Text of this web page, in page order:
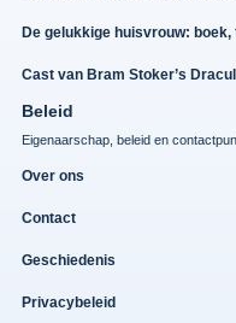
De gelukkige huisvrouw:
Cast van Bram Stoker’s
Beleid
Eigenaarschap, beleid en
Over ons
Contact
Geschiedenis
Privacybeleid